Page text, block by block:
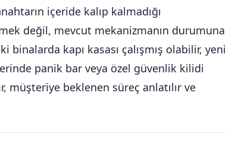
içeride kalıp kalmadığı
değil, mevcut mekanizmanın durumuna
kapı kasası çalışmış olabilir, yeni
panik bar veya özel güvenlik kilidi
müşteriye beklenen süreç anlatılır ve